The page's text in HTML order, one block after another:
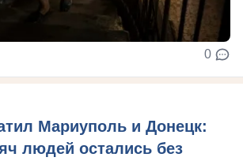
0
Мариуполь и Донецк:
людей остались без